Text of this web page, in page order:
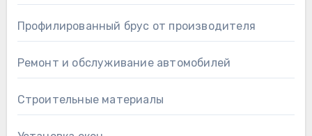
Профилированный брус от производителя
Ремонт и обслуживание автомобилей
Строительные материалы